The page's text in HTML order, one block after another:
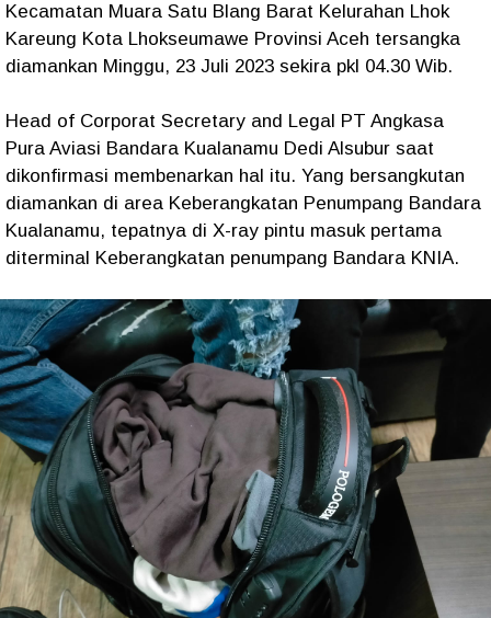
Kecamatan Muara Satu Blang Barat Kelurahan Lhok
Kareung Kota Lhokseumawe Provinsi Aceh tersangka
diamankan Minggu, 23 Juli 2023 sekira pkl 04.30 Wib.
Head of Corporat Secretary and Legal PT Angkasa
Pura Aviasi Bandara Kualanamu Dedi Alsubur saat
dikonfirmasi membenarkan hal itu. Yang bersangkutan
diamankan di area Keberangkatan Penumpang Bandara
Kualanamu, tepatnya di X-ray pintu masuk pertama
diterminal Keberangkatan penumpang Bandara KNIA.